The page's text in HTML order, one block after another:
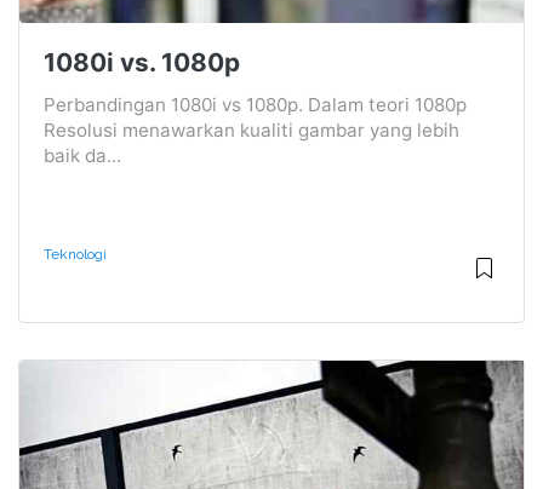
1080i vs. 1080p
Perbandingan 1080i vs 1080p. Dalam teori 1080p
Resolusi menawarkan kualiti gambar yang lebih
baik da...
Teknologi